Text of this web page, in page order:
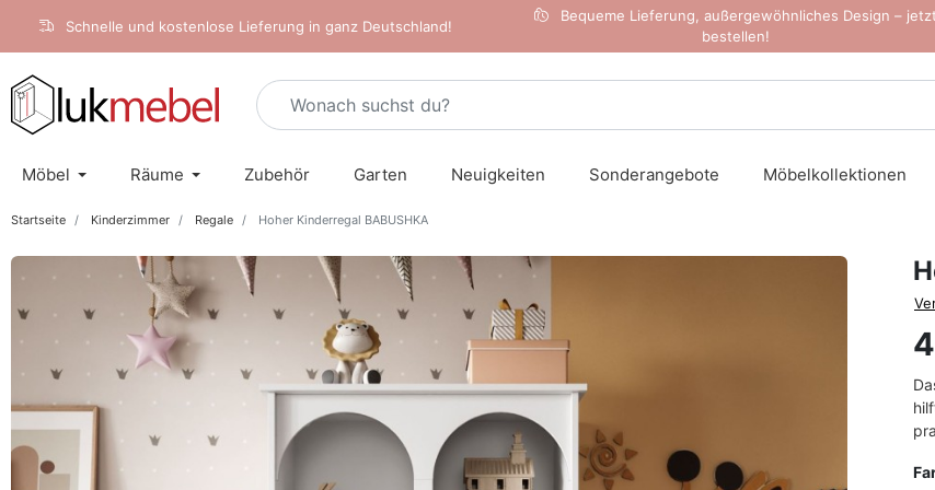
Schnelle und kostenlose Lieferung in ganz Deutschland!
Bequeme Lieferung, außergewöhnliches Design – jetzt
bestellen!
Möbel Räume Zubehör Garten Neuigkeiten Sonderangebote Möbelkollektionen
Startseite Kinderzimmer Regale Hoher Kinderregal BABUSHKA